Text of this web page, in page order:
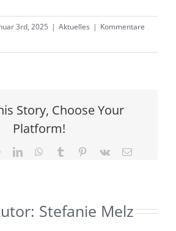
3rd, 2025 | Aktuelles | Kommentare
Story, Choose Your
Platform!
RedditLinkedInWhatsApp
Tumblr Pinterest
Vk
E-
Stefanie Melz